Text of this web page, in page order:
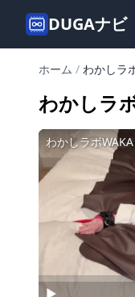
DUGAナビ
ホーム / わかしラ
わかしラ